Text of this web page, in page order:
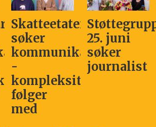
Skatteetaten
søker
kommunikasjonsleder
-
kompleksitet
følger
med
25. juni
søker
journalist